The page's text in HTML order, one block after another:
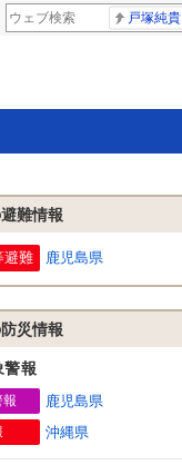
戸塚純
難情報
避難 鹿児島県
災情報
警報
報 鹿児島県
沖縄県